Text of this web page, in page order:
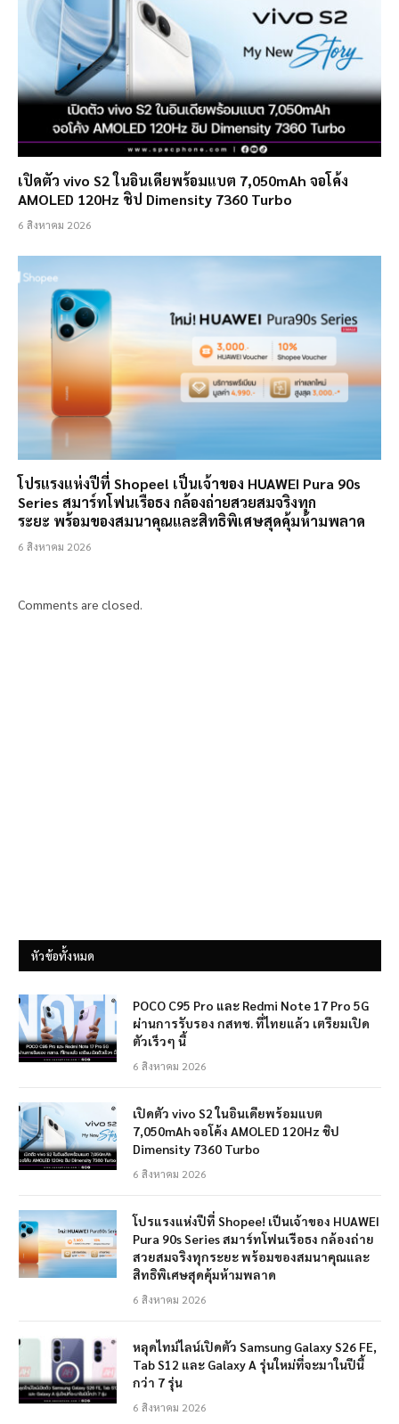
เปิดตัว vivo S2 ในอินเดียพร้อมแบต 7,050mAh จอโค้ง
AMOLED 120Hz ชิป Dimensity 7360 Turbo
6 สิงหาคม 2026
โปรแรงแห่งปีที่ Shopee! เป็นเจ้าของ HUAWEI Pura 90s
Series สมาร์ทโฟนเรือธง กล้องถ่ายสวยสมจริงทุก
ระยะ พร้อมของสมนาคุณและสิทธิพิเศษสุดคุ้มห้ามพลาด
6 สิงหาคม 2026
Comments are closed.
หัวข้อทั้งหมด
POCO C95 Pro และ Redmi Note 17 Pro 5G
ผ่านการรับรอง กสทช. ที่ไทยแล้ว เตรียมเปิด
ตัวเร็วๆ นี้
6 สิงหาคม 2026
เปิดตัว vivo S2 ในอินเดียพร้อมแบต
7,050mAh จอโค้ง AMOLED 120Hz ชิป
Dimensity 7360 Turbo
6 สิงหาคม 2026
โปรแรงแห่งปีที่ Shopee! เป็นเจ้าของ HUAWEI
Pura 90s Series สมาร์ทโฟนเรือธง กล้องถ่าย
สวยสมจริงทุกระยะ พร้อมของสมนาคุณและ
สิทธิพิเศษสุดคุ้มห้ามพลาด
6 สิงหาคม 2026
หลุดไทม์ไลน์เปิดตัว Samsung Galaxy S26 FE,
Tab S12 และ Galaxy A รุ่นใหม่ที่จะมาในปีนี้
กว่า 7 รุ่น
6 สิงหาคม 2026